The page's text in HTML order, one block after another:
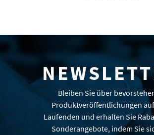
Bleiben Sie über
Produktveröffentlichungen
Laufenden und erhalten Sie
Sonderangebote, indem Sie